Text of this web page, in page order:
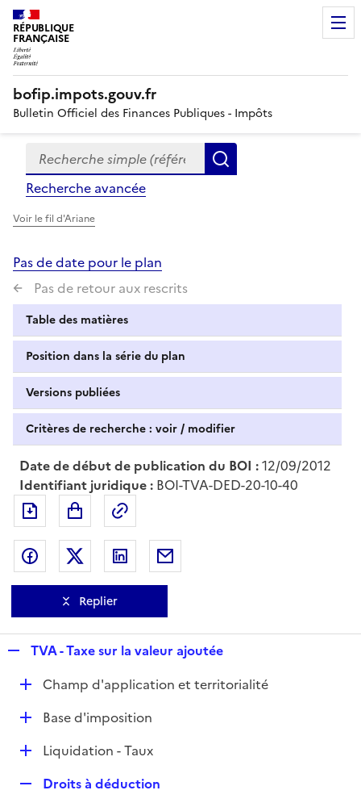
RÉPUBLIQUE
FRANÇAISE
bofip.impots.gouv.fr
Bulletin Officiel des Finances Publiques - Impôts
Formulaire
de
recherche
Recherche simple (références, mots clés, partie du
Recherche avancée
Voir le fil d'Ariane
Pas de date pour le plan
Pas de retour aux rescrits
Table des matières
Position dans la série du plan
Versions publiées
Critères de recherche : voir / modifier
Date de début de publication du BOI :12/09/2012
Identifiant juridique : BOI-TVA-DED-20-10-40
Exporter le document au format pdf
Partager sur Facebook
Partager sur Twitter
Partager sur LinkedIn
Replier
p
l
i
e
TVA - Taxe sur la valeur ajoutée
DChamp d'application et territorialité
DBase d'imposition
DLiquidation - Taux
Droits à déduction